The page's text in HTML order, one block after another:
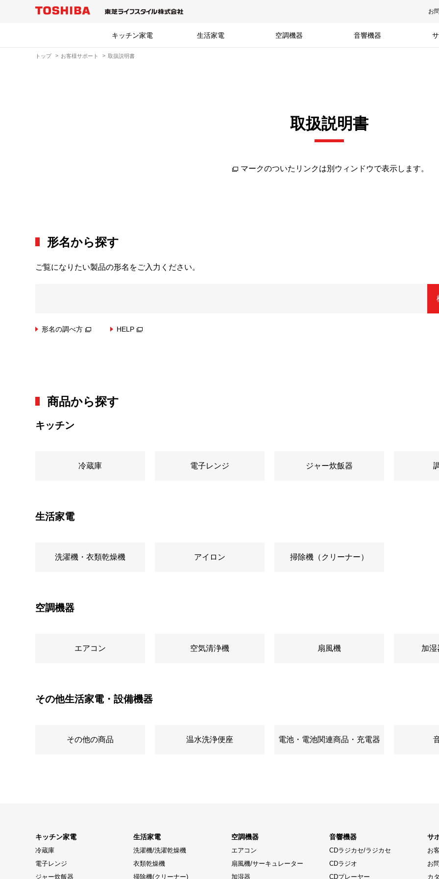
お
キッチン家電 生活家電 空調機器 音響機器
トップ お客様サポート 取扱説明書
取扱説明書
マークのついたリンクは別ウィンドウで表示します。
形名から探す
ご覧になりたい製品の形名をご入力ください。
形名の調べ方 HELP
商品から探す
キッチン
冷蔵庫 電子レンジ ジャー炊飯器
生活家電
洗濯機・衣類乾燥機 アイロン 掃除機（クリーナー）
空調機器
エアコン 空気清浄機 扇風機 加湿
その他生活家電・設備機器
その他の商品 温水洗浄便座 電池・電池関連商品・充電器
キッチン家電
冷蔵庫
電子レンジ
ジャー炊飯器
生活家電
洗濯機/洗濯乾燥機
衣類乾燥機
掃除機(クリーナー)
空調機器
エアコン
扇風機/サーキュレーター
加湿器
音響機器
CDラジカセ/ラジカセ
CDラジオ
CDプレーヤー
サ
お
お
カ